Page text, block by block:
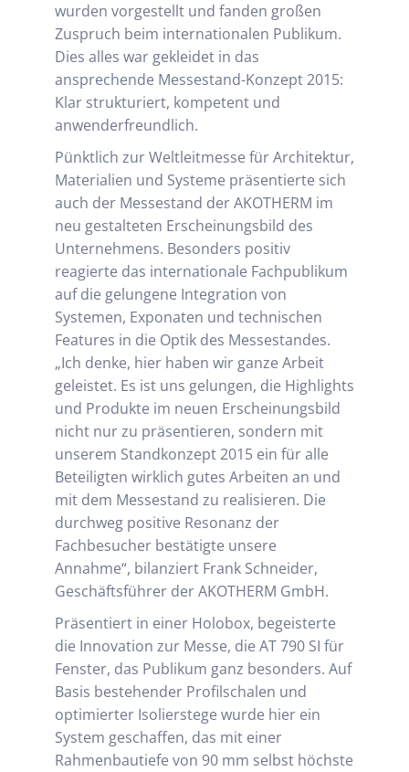
wurden vorgestellt und fanden großen
Zuspruch beim internationalen Publikum.
Dies alles war gekleidet in das
ansprechende Messestand-Konzept 2015:
Klar strukturiert, kompetent und
anwenderfreundlich.
Pünktlich zur Weltleitmesse für Architektur,
Materialien und Systeme präsentierte sich
auch der Messestand der AKOTHERM im
neu gestalteten Erscheinungsbild des
Unternehmens. Besonders positiv
reagierte das internationale Fachpublikum
auf die gelungene Integration von
Systemen, Exponaten und technischen
Features in die Optik des Messestandes.
„Ich denke, hier haben wir ganze Arbeit
geleistet. Es ist uns gelungen, die Highlights
und Produkte im neuen Erscheinungsbild
nicht nur zu präsentieren, sondern mit
unserem Standkonzept 2015 ein für alle
Beteiligten wirklich gutes Arbeiten an und
mit dem Messestand zu realisieren. Die
durchweg positive Resonanz der
Fachbesucher bestätigte unsere
Annahme“, bilanziert Frank Schneider,
Geschäftsführer der AKOTHERM GmbH.
Präsentiert in einer Holobox, begeisterte
die Innovation zur Messe, die AT 790 SI für
Fenster, das Publikum ganz besonders. Auf
Basis bestehender Profilschalen und
optimierter Isolierstege wurde hier ein
System geschaffen, das mit einer
Rahmenbautiefe von 90 mm selbst höchste